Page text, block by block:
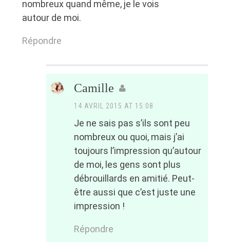
nombreux quand même, je le vois
autour de moi.
Répondre
Camille
14 AVRIL 2015 AT 15:08
Je ne sais pas s’ils sont peu
nombreux ou quoi, mais j’ai
toujours l’impression qu’autour
de moi, les gens sont plus
débrouillards en amitié. Peut-
être aussi que c’est juste une
impression !
Répondre